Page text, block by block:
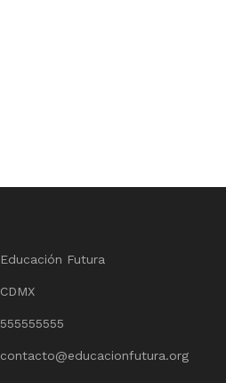
Educación Futura
CDMX
555555555
contacto@educacionfutura.org